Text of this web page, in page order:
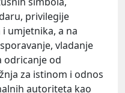
privilegije
umjetnika, a na
vladanje
odricanje od
za istinom i odnos
autoriteta kao